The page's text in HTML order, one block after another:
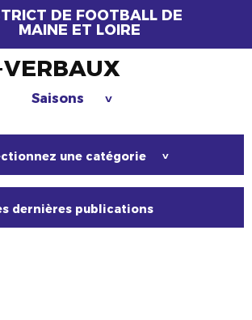
DE FOOTBALL DE
MAINE ET LOIRE
VERBAUX
Saisons >
une catégorie >
dernières publications